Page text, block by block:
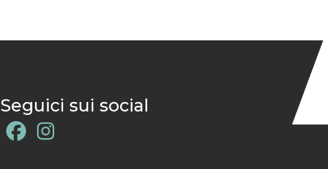
Seguici sui social